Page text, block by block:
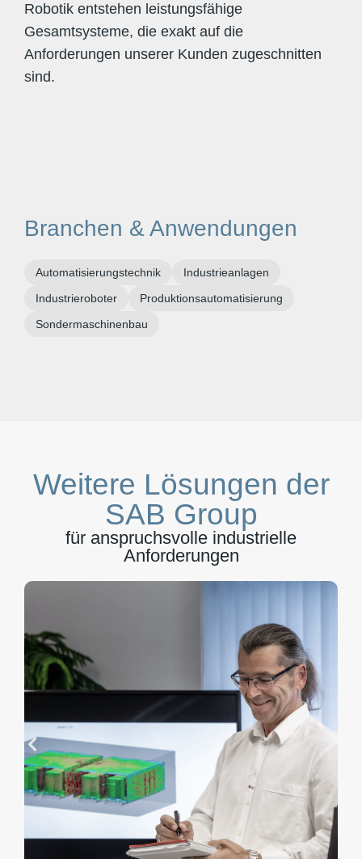
Robotik entstehen leistungsfähige
Gesamtsysteme, die exakt auf die
Anforderungen unserer Kunden zugeschnitten
sind.
Branchen & Anwendungen
Automatisierungstechnik
Industrieanlagen
Industrieroboter
Produktionsautomatisierung
Sondermaschinenbau
Weitere Lösungen der
SAB Group
für anspruchsvolle industrielle
Anforderungen